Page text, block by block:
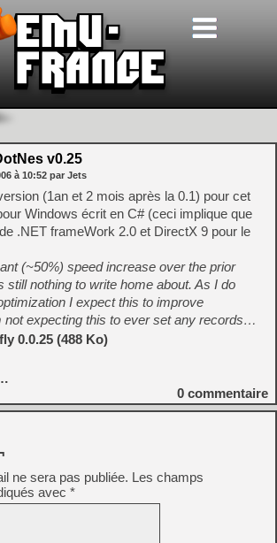
v0.25
à 10:52 par Jets
(1an et 2 mois après la 0.1) pour cet
Windows écrit en C# (ceci implique que
.NET frameWork 2.0 et DirectX 9 pour le
(~50%) speed increase over the prior
still nothing to write home about. As I do
I expect this to improve
not expecting this to ever set any records…
0.0.25 (488 Ko)
0 commentaire
ne sera pas publiée. Les champs
avec *